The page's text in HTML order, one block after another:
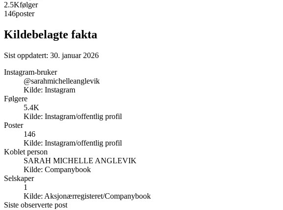
2.5Kfølger
146poster
Kildebelagte fakta
Sist oppdatert: 30. januar 2026
Instagram-bruker
@sarahmichelleanglevik
Kilde: Instagram
Følgere
5.4K
Kilde: Instagram/offentlig profil
Poster
146
Kilde: Instagram/offentlig profil
Koblet person
SARAH MICHELLE ANGLEVIK
Kilde: Companybook
Selskaper
1
Kilde: Aksjonærregisteret/Companybook
Siste observerte post